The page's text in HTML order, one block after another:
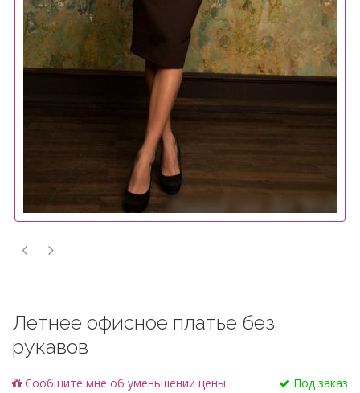
Летнее офисное платье без
рукавов
Под заказ
Cообщите мне об уменьшении цены